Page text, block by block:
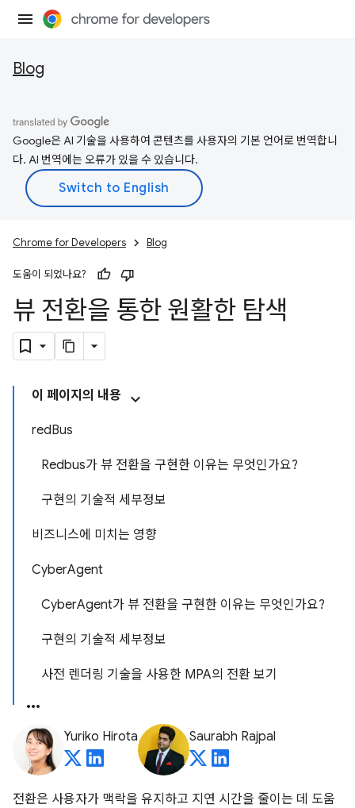
Blog
Google은 AI 기술을 사용하여 콘텐츠를 사용자의 기본 언어로 번역합니
다. AI 번역에는 오류가 있을 수 있습니다.
Chrome for Developers Blog
도움이 되었나요?
뷰 전환을 통한 원활한 탐색
이 페이지의 내용
redBus
Redbus가 뷰 전환을 구현한 이유는 무엇인가요?
구현의 기술적 세부정보
비즈니스에 미치는 영향
CyberAgent
CyberAgent가 뷰 전환을 구현한 이유는 무엇인가요?
구현의 기술적 세부정보
사전 렌더링 기술을 사용한 MPA의 전환 보기
Yuriko Hirota Saurabh Rajpal
전환은 사용자가 맥락을 유지하고 지연 시간을 줄이는 데 도움